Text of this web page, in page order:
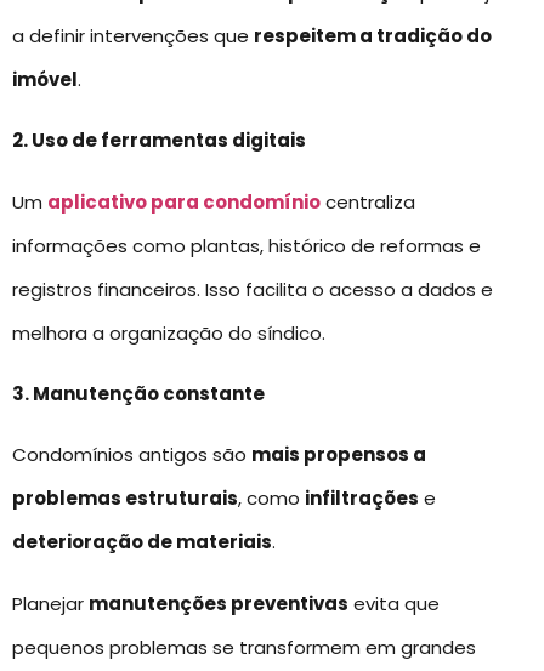
a definir intervenções que respeitem a tradição do
imóvel.
2. Uso de ferramentas digitais
Um aplicativo para condomíniocentraliza
informações como plantas, histórico de reformas e
registros financeiros. Isso facilita o acesso a dados e
melhora a organização do síndico.
3. Manutenção constante
Condomínios antigos são mais propensos a
problemas estruturais, como infiltrações e
deterioração de materiais.
Planejar manutenções preventivas evita que
pequenos problemas se transformem em grandes